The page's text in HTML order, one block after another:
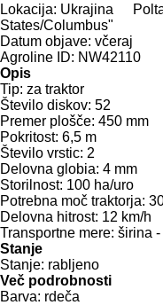
Lokacija: Ukrajina
States/Columbus"
Datum objave: včeraj
Agroline ID: NW42110
Opis
Tip: za traktor
Število diskov: 52
Premer plošče: 450 mm
Pokritost: 6,5 m
Število vrstic: 2
Delovna globia: 4 mm
Storilnost: 100 ha/uro
Potrebna moč traktorja:
Delovna hitrost: 12 km/h
Transportne mere: širina -
Stanje
Stanje: rabljeno
Več podrobnosti
Barva: rdeča